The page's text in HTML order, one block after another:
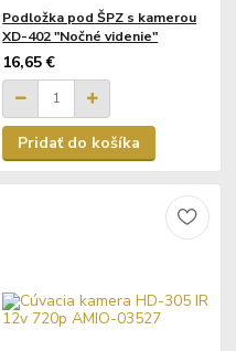
Podložka pod ŠPZ s kamerou
XD-402 "Nočné videnie"
16,65 €
Pridať do košíka